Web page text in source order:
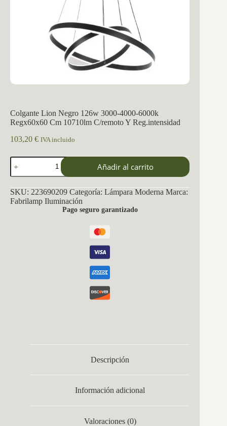
Colgante Lion Negro 126w 3000-4000-6000k
Regx60x60 Cm 10710lm C/remoto Y Reg.intensidad
103,20 € IVA incluido
Colgante
Lion
Negro
126w
3000-
4000-
Añadir al carrito
SKU: 223690209 Categoría: Lámpara Moderna Marca:
Fabrilamp Iluminación
Pago seguro garantizado
Descripción
Información adicional
Valoraciones (0)